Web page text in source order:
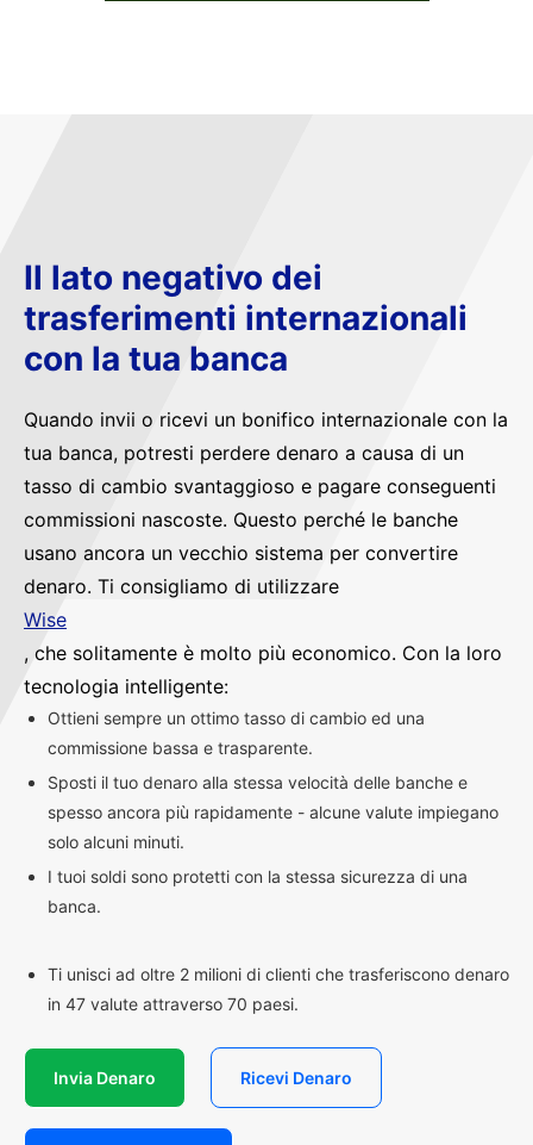
Il lato negativo dei
trasferimenti internazionali
con la tua banca
Quando invii o ricevi un bonifico internazionale con la
tua banca, potresti perdere denaro a causa di un
tasso di cambio svantaggioso e pagare conseguenti
commissioni nascoste. Questo perché le banche
usano ancora un vecchio sistema per convertire
denaro. Ti consigliamo di utilizzare
Wise
, che solitamente è molto più economico. Con la loro
tecnologia intelligente:
Ottieni sempre un ottimo tasso di cambio ed una
commissione bassa e trasparente.
Sposti il tuo denaro alla stessa velocità delle banche e
spesso ancora più rapidamente - alcune valute impiegano
solo alcuni minuti.
I tuoi soldi sono protetti con la stessa sicurezza di una
banca.
Ti unisci ad oltre 2 milioni di clienti che trasferiscono denaro
in 47 valute attraverso 70 paesi.
Invia Denaro Ricevi Denaro